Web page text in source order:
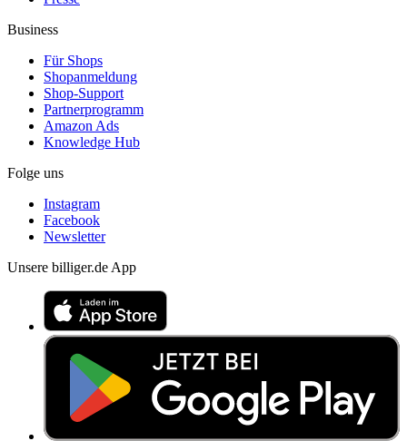
Business
Für Shops
Shopanmeldung
Shop-Support
Partnerprogramm
Amazon Ads
Knowledge Hub
Folge uns
Instagram
Facebook
Newsletter
Unsere billiger.de App